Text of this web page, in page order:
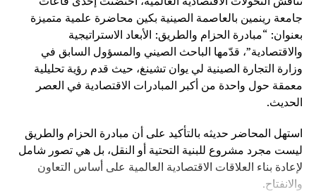
جامعة رينمين بالعاصمة الصينية بكين محاضرة علمية متميزة
بعنوان: “مبادرة الحزام والطريق: الأبعاد الاستراتيجية
والاقتصادية”، قدّمها الباحث الصيني والمسؤول السابق في
وزارة التجارة الصينية لي يوان تشينغ، حيث قدم رؤية تحليلية
معمقة حول واحدة من أكبر المبادرات الاقتصادية في العصر
الحديث.
استهل المحاضر حديثه بالتأكيد على أن مبادرة الحزام والطريق
ليست مجرد مشروع للبنية التحتية أو النقل، بل هي تصور شامل
لإعادة بناء العلاقات الاقتصادية العالمية على أساس التعاون
والانفتاح.